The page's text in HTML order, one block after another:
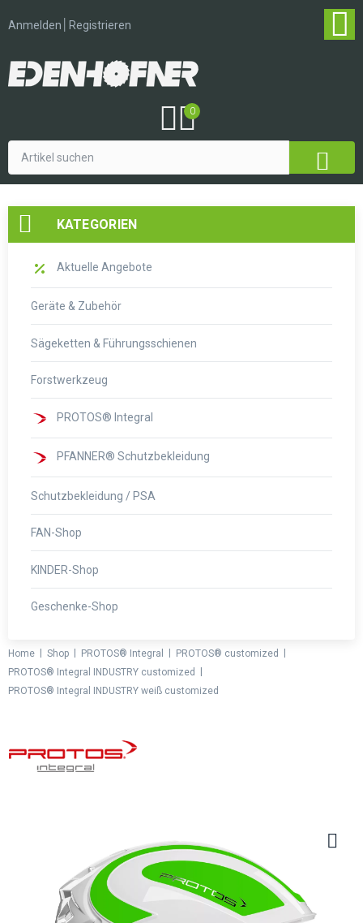
Anmelden Registrieren
0
KATEGORIEN
Aktuelle Angebote
Geräte & Zubehör
Sägeketten & Führungsschienen
Forstwerkzeug
PROTOS® Integral
PFANNER® Schutzbekleidung
Schutzbekleidung / PSA
FAN-Shop
KINDER-Shop
Geschenke-Shop
Home Shop PROTOS® Integral PROTOS® customized
PROTOS® Integral INDUSTRY customized
PROTOS® Integral INDUSTRY weiß customized